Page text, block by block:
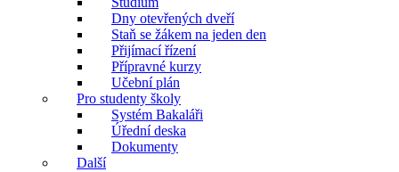
Dny otevřených dveří
Staň se žákem na jeden den
Přijímací řízení
Přípravné kurzy
Učební plán
Pro studenty školy
Systém Bakaláři
Úřední deska
Dokumenty
Další